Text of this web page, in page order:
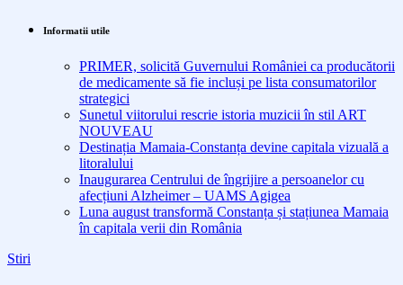
Informatii utile
PRIMER, solicită Guvernului României ca producătorii
de medicamente să fie incluși pe lista consumatorilor
strategici
Sunetul viitorului rescrie istoria muzicii în stil ART
NOUVEAU
Destinația Mamaia-Constanța devine capitala vizuală a
litoralului
Inaugurarea Centrului de îngrijire a persoanelor cu
afecțiuni Alzheimer – UAMS Agigea
Luna august transformă Constanța și stațiunea Mamaia
în capitala verii din România
Stiri